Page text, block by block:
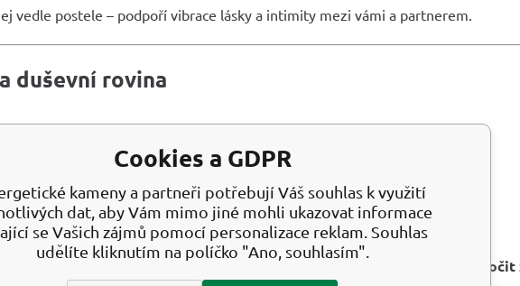
vedle postele – podpoří vibrace lásky a intimity mezi vámi a partnerem.
duševní rovina
šišinku a představivost
pozitivní sny a duchovní vize
přeměnit negativitu v sílu a růst
individuální potenciál bez ztráty spojení s druhými
realistickým cílům, zároveň však podněcuje snění a odvahu
Cookies a GDPR
kameny a partneři potřebují Váš souhlas k využití
dat, aby Vám mimo jiné mohli ukazovat informace
se Vašich zájmů pomocí personalizace reklam. Souhlas
udělíte kliknutím na políčko "Ano, souhlasím".